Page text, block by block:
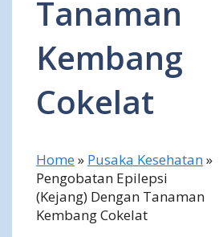
Tanaman
Kembang
Cokelat
Home» Pusaka Kesehatan»
Pengobatan Epilepsi
(Kejang) Dengan Tanaman
Kembang Cokelat